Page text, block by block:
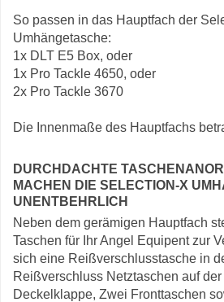
So passen in das Hauptfach der
Umhängetasche:
1x DLT E5 Box, oder
1x Pro Tackle 4650, oder
2x Pro Tackle 3670
Die Innenmaße des Hauptfachs
DURCHDACHTE
MACHEN DIE SELECTION-X
UNENTBEHRLICH
Neben dem gerämigen Hauptfach
Taschen für Ihr Angel Equipent zur
sich eine Reißverschlusstasche in
Reißverschluss Netztaschen auf
Deckelklappe, Zwei Fronttaschen